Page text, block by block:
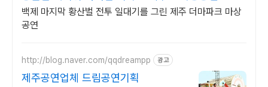
백제 마지막 황산벌 전투 일대기를 그린 제주 더마파크 마상
공연
http://blog.naver.com/qqdreampp 광고
제주공연업체 드림공연기획